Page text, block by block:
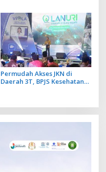
Permudah Akses JKN di
Daerah 3T, BPJS Kesehatan